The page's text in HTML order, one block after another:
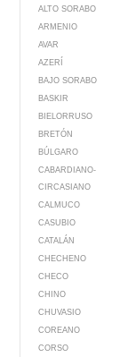
ALTO SORABO
ARMENIO
AVAR
AZERÍ
BAJO SORABO
BASKIR
BIELORRUSO
BRETÓN
BÚLGARO
CABARDIANO-
CIRCASIANO
CALMUCO
CASUBIO
CATALÁN
CHECHENO
CHECO
CHINO
CHUVASIO
COREANO
CORSO